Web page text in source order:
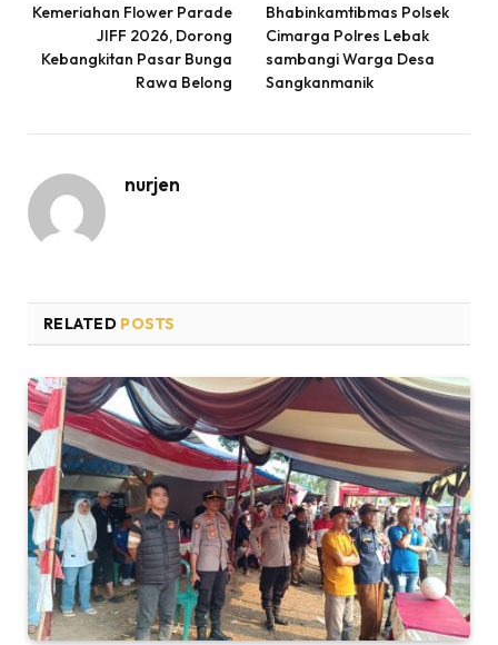
Kemeriahan Flower Parade
JIFF 2026, Dorong
Kebangkitan Pasar Bunga
Rawa Belong
Bhabinkamtibmas Polsek
Cimarga Polres Lebak
sambangi Warga Desa
Sangkanmanik
nurjen
RELATED POSTS